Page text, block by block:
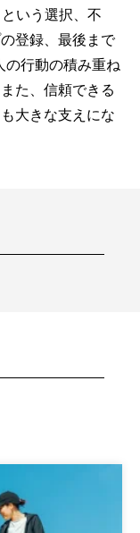
いう選択、不
登録、最後まで
行動の積み重ね
た、信頼できる
大きな支えにな